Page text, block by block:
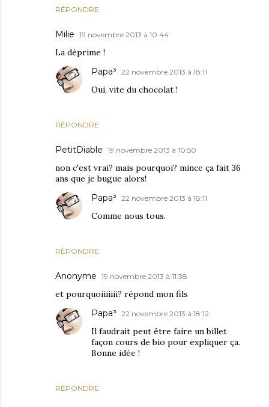
RÉPONDRE
Milie 19 novembre 2013 à 10:44
La déprime !
RÉPONDRE
Papa³ 22 novembre 2013 à 18:11
Oui, vite du chocolat !
PetitDiable 19 novembre 2013 à 10:50
non c'est vrai? mais pourquoi? mince ça fait 36
ans que je bugue alors!
RÉPONDRE
Papa³ 22 novembre 2013 à 18:11
Comme nous tous.
Anonyme 19 novembre 2013 à 11:38
et pourquoiiiiiii? répond mon fils
RÉPONDRE
Papa³ 22 novembre 2013 à 18:12
Il faudrait peut être faire un billet
façon cours de bio pour expliquer ça.
Bonne idée !